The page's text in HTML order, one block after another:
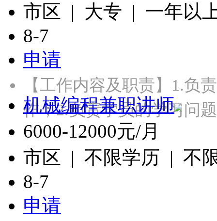
市区 | 大专 | 一年以
8-7
申请
【工作内容及职责】1.负
作；2.负责学员的学习问
机械编程兼职讲师
6000-12000元/月
市区 | 不限学历 | 不
8-7
申请